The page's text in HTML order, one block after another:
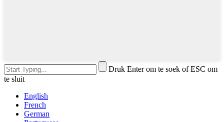
Druk Enter om te soek of ESC om
te sluit
English
French
German